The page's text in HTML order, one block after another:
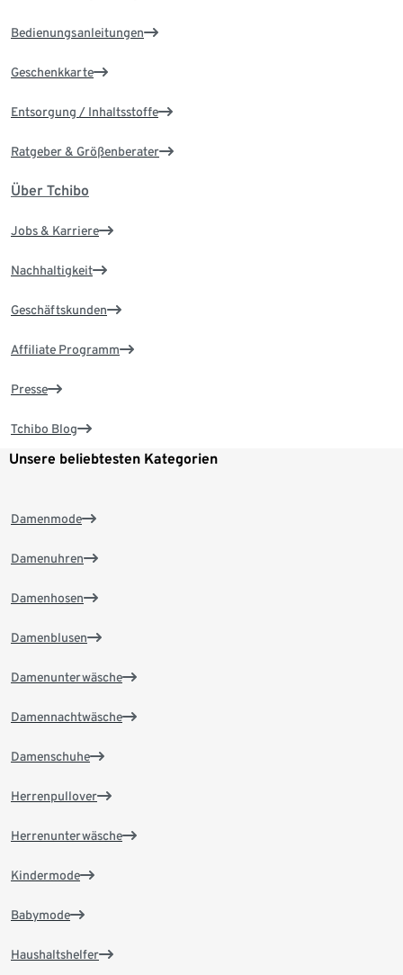
Bedienungsanleitungen
Geschenkkarte
Entsorgung / Inhaltsstoffe
Ratgeber & Größenberater
Über Tchibo
Jobs & Karriere
Nachhaltigkeit
Geschäftskunden
Affiliate Programm
Presse
Tchibo Blog
Unsere beliebtesten Kategorien
Damenmode
Damenuhren
Damenhosen
Damenblusen
Damenunterwäsche
Damennachtwäsche
Damenschuhe
Herrenpullover
Herrenunterwäsche
Kindermode
Babymode
Haushaltshelfer